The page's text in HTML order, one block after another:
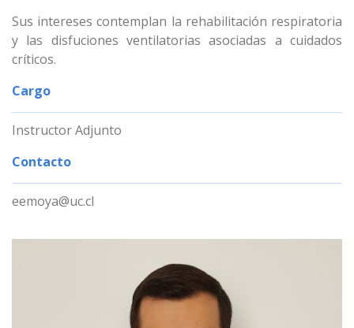
Sus intereses contemplan la rehabilitación respiratoria
y las disfuciones ventilatorias asociadas a cuidados
críticos.
Cargo
Instructor Adjunto
Contacto
eemoya@uc.cl